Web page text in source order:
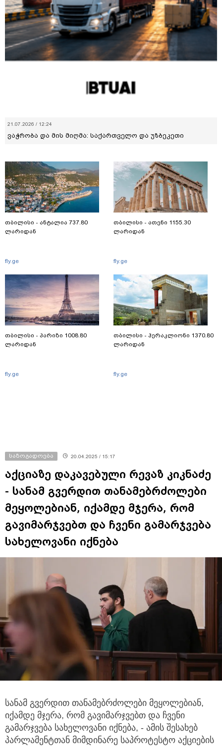
21.07.2026 / 12:24
ვაჭრობა და მის მიღმა: საქართველო და უზბეკეთი
თბილისი - ანტალია 737.80
ლარიდან
fly.ge
თბილისი - პარიზი 1008.80
ლარიდან
fly.ge
თბილისი - ათენი 1155.30
ლარიდან
fly.ge
თბილისი - ჰერაკლიონი 1370.80
ლარიდან
fly.ge
საზოგადოება 20.04.2025 / 15:17
აქციაზე დაკავებული რევაზ კიკნაძე
- სანამ გვერდით თანამებრძოლები
მეყოლებიან, იქამდე მჯერა, რომ
გავიმარჯვებთ და ჩვენი გამარჯვება
სახელოვანი იქნება
სანამ გვერდით თანამებრძოლები მეყოლებიან,
იქამდე მჯერა, რომ გავიმარჯვებთ და ჩვენი
გამარჯვება სახელოვანი იქნება, - ამის შესახებ
პარლამენტთან მიმდინარე საპროტესტო აქციების